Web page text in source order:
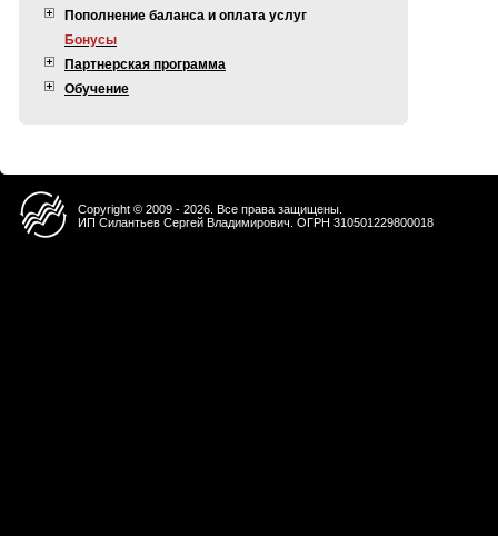
Пополнение баланса и оплата услуг
Бонусы
Партнерская программа
Обучение
Copyright © 2009 - 2026. Все права защищены.
ИП Силантьев Сергей Владимирович. ОГРН 310501229800018